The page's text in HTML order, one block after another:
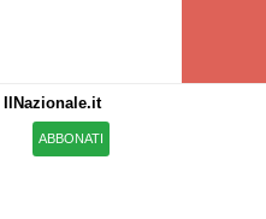
IlNazionale.it
ABBONATI